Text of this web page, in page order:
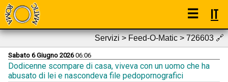
☰ IT
Servizi > Feed-O-Matic > 726603🔗
Sabato 6 Giugno 202606:06
Dodicenne scompare di casa, viveva con un uomo che ha
abusato di lei e nascondeva file pedopornografici